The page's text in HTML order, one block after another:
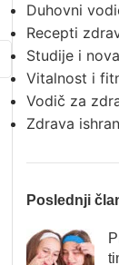
Duhovni
Recepti
Studije i
Vitalnost i
Vodič za
Zdrava
Poslednji